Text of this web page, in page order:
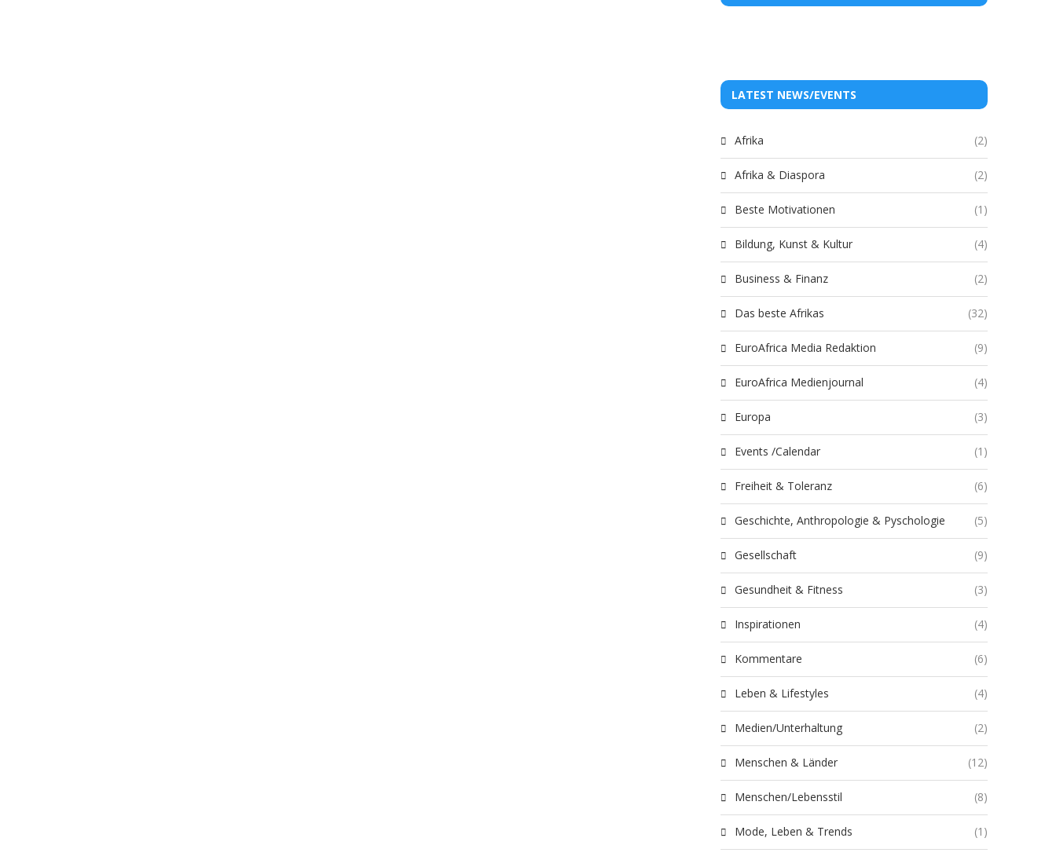
LATEST NEWS/EVENTS
Afrika (2)
Afrika & Diaspora (2)
Beste Motivationen (1)
Bildung, Kunst & Kultur (4)
Business & Finanz (2)
Das beste Afrikas (32)
EuroAfrica Media Redaktion (9)
EuroAfrica Medienjournal (4)
Europa (3)
Events /Calendar (1)
Freiheit & Toleranz (6)
Geschichte, Anthropologie & Pyschologie (5)
Gesellschaft (9)
Gesundheit & Fitness (3)
Inspirationen (4)
Kommentare (6)
Leben & Lifestyles (4)
Medien/Unterhaltung (2)
Menschen & Länder (12)
Menschen/Lebensstil (8)
Mode, Leben & Trends (1)